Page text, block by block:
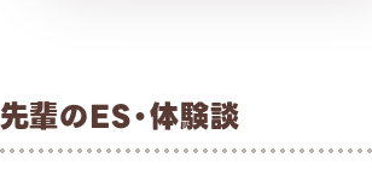
輩のES・体験談